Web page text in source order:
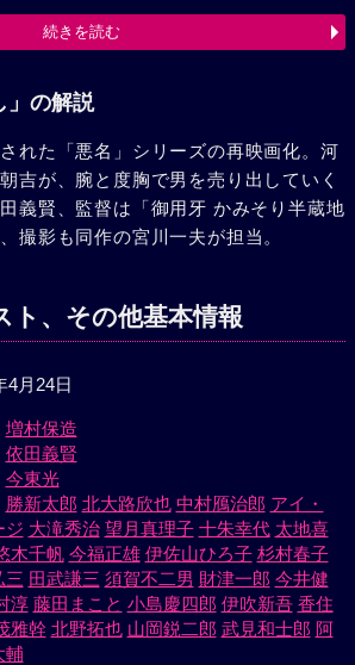
家のお絹とお照を連れ出した。そして
盃を交わした。その頃、落ち目の吉岡
郎を痛めつけ琴糸の居所を聞き出し
、この島のボス、シルクハットの親分
、海の女王こと麻生イト親分に助けら
元締から、朝吉、貞に呼び出しがかか
五郎に替って、松島一帯を縄張りとし
八の所に乗り込んだ。実は、長政の元
親分に朝吉一家をやっつけるように頼
まった。そこに、朝吉の両親から電報
たので、立派に勤めを果たし、凱旋し
うのである。朝吉は、貞に足を洗って
して出征して行った。列車に乗車した
が、カポネの刺客に刺された。「兄貴
と貞は笑いながら手を振った。やが
消えた時、貞は鮮血に染まって横たわ
！」と呼んだようでもあった……。
続きを読む
」の解説
れた「悪名」シリーズの再映画化。河
吉が、腕と度胸で男を売り出していく
義賢、監督は「御用牙 かみそり半蔵地
撮影も同作の宮川一夫が担当。
ト、その他基本情報
4月24日
増村保造
依田義賢
今東光
勝新太郎 北大路欣也 中村鴈治郎 アイ・
ジ 大滝秀治 望月真理子 十朱幸代 太地喜
木千帆 今福正雄 伊佐山ひろ子 杉村春子
三 田武謙三 須賀不二男 財津一郎 今井健
淳 藤田まこと 小島慶四郎 伊吹新吾 香住
雅幹 北野拓也 山岡鋭二郎 武見和士郎 阿
輔